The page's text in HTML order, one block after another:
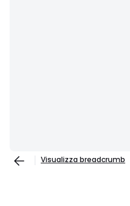
Visualizza breadcrumb